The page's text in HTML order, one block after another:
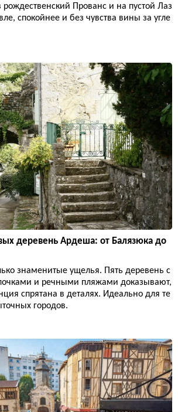
Прованс и на пустой Лаз
спокойнее и без чувства вины за угле
деревень Ардеша: от Балязюка до
знаменитые ущелья. Пять деревень с
и речными пляжами доказывают,
спрятана в деталях. Идеально для те
городов.